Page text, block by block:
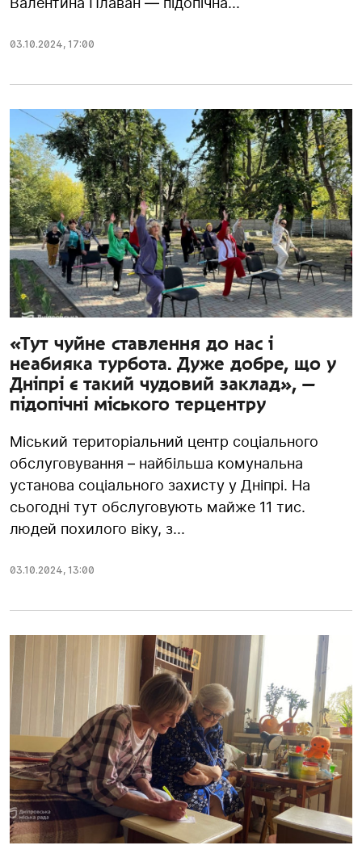
03.10.2024, 17:00
«Тут чуйне ставлення до нас і
неабияка турбота. Дуже добре, що у
Дніпрі є такий чудовий заклад», —
підопічні міського терцентру
Міський територіальний центр соціального
обслуговування – найбільша комунальна
установа соціального захисту у Дніпрі. На
сьогодні тут обслуговують майже 11 тис.
людей похилого віку, з...
03.10.2024, 13:00